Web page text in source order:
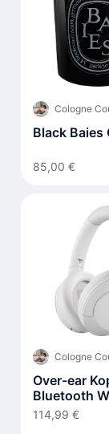
Cologne
Black Baies
85,00 €
Cologne
Over-ear
Bluetooth
114,99 €